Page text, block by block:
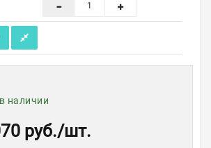
наличии
руб./шт.